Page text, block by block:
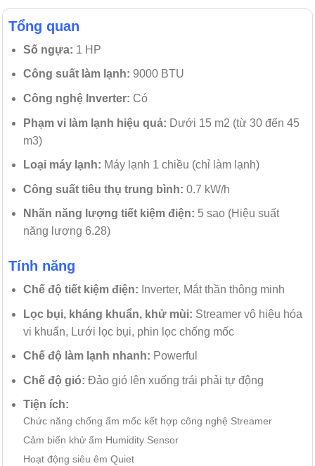
Tổng quan
Số ngựa: 1 HP
Công suất làm lạnh: 9000 BTU
Công nghệ Inverter: Có
Phạm vi làm lạnh hiệu quả: Dưới 15 m2 (từ 30 đến 45
m3)
Loại máy lạnh: Máy lạnh 1 chiều (chỉ làm lạnh)
Công suất tiêu thụ trung bình: 0.7 kW/h
Nhãn năng lượng tiết kiệm điện: 5 sao (Hiệu suất
năng lượng 6.28)
Tính năng
Chế độ tiết kiệm điện: Inverter, Mắt thần thông minh
Lọc bụi, kháng khuẩn, khử mùi: Streamer vô hiệu hóa
vi khuẩn, Lưới lọc bụi, phin lọc chống mốc
Chế độ làm lạnh nhanh: Powerful
Chế độ gió: Đảo gió lên xuống trái phải tự động
Tiện ích:
Chức năng chống ẩm mốc kết hợp công nghệ Streamer
Cảm biến khử ẩm Humidity Sensor
Hoạt động siêu êm Quiet